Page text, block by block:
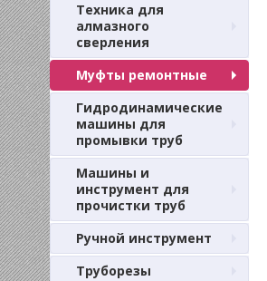
Техника для
алмазного
сверления
Муфты ремонтные
Гидродинамические
машины для
промывки труб
Машины и
инструмент для
прочистки труб
Ручной инструмент
Труборезы